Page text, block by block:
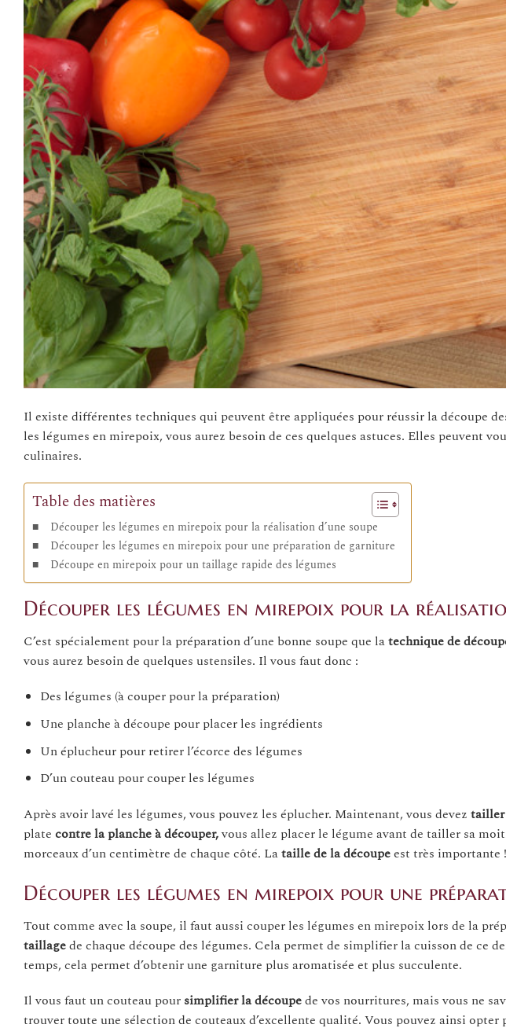
Il existe différentes techniques qui peuvent être appliquées pour réussir la découpe
les légumes en mirepoix, vous aurez besoin de ces quelques astuces. Elles peuvent
culinaires.
Table des matières
Découper les légumes en mirepoix pour la réalisation d’une soupe
Découper les légumes en mirepoix pour une préparation de garniture
Découpe en mirepoix pour un taillage rapide des légumes
Découper les légumes en mirepoix pour la
C’est spécialement pour la préparation d’une bonne soupe que latechnique de
vous aurez besoin de quelques ustensiles. Il vous faut donc :
Des légumes (à couper pour la préparation)
Une planche à découpe pour placer les ingrédients
Un éplucheur pour retirer l’écorce des légumes
D’un couteau pour couper les légumes
Après avoir lavé les légumes, vous pouvez les éplucher. Maintenant, vous devez tailler
plate contre la planche à découper,vous allez placer le légume avant de tailler sa
morceaux d’un centimètre de chaque côté. Lataille de la découpeest très importante !
Découper les légumes en mirepoix pour une
Tout comme avec la soupe, il faut aussi couper les légumes en mirepoix lors de la
taillagede chaque découpe des légumes. Cela permet de simplifier la cuisson de ce
temps, cela permet d’obtenir une garniture plus aromatisée et plus succulente.
Il vous faut un couteau pour simplifier la découpede vos nourritures, mais vous ne
trouver toute une sélection de couteaux d’excellente qualité. Vous pouvez ainsi